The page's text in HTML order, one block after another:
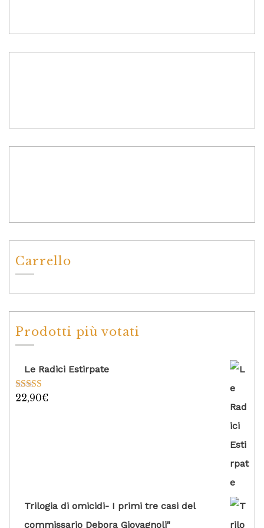
Carrello
Prodotti più votati
Le Radici Estirpate
Valutato
22,90€
Trilogia di omicidi- I primi tre casi del
commissario Debora Giovagnoli"